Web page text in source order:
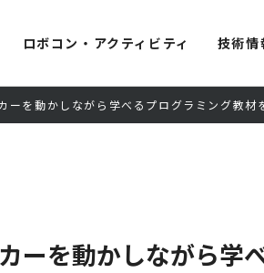
ロボコン・アクティビティ 技術情
を動かしながら学べるプログラミング教材
を動かしながら学